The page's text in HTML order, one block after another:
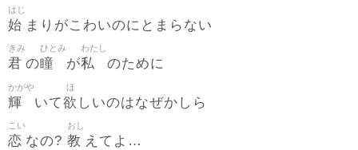
始
はじ
まりがこわいのにとまらない
君
きみ
の瞳
ひとみ
が私
わたし
のために
輝
かがや
いて欲
ほ
しいのはなぜかしら
恋
こい
なの? 教
おし
えてよ…